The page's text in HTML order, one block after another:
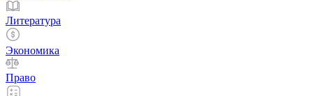
Литература
Экономика
Право